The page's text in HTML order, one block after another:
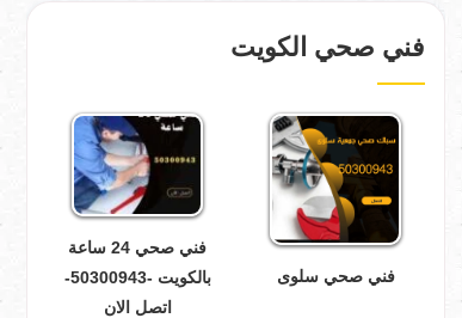
فني صحي الكويت
فني صحي سلوى
فني صحي 24 ساعة
بالكويت -50300943-
اتصل الان